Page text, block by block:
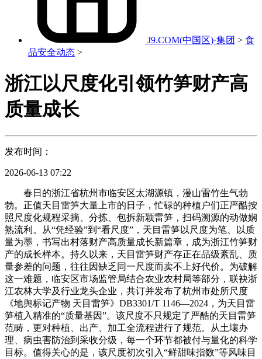
J9.COM(中国区)·集团 > 食
品安全动态 >
浙江以尺度化引领竹笋财产高
质量成长
发布时间：
2026-06-13 07:22
春日的浙江省杭州市临安区太湖源镇，漫山雷竹生气勃
勃。正值天目雷笋大量上市的日子，忙碌的种植户们正严酷按
照尺度化规程采摘、分拣、包拆新颖雷笋，扫码溯源的动做娴
熟流利。从“凭经验”到“看尺度”，天目雷笋以尺度为笔、以质
量为墨，书写出村落财产高质量成长新篇章，成为浙江竹笋财
产的成长样本。持久以来，天目雷笋财产存正在品级紊乱、质
量参差的问题，往往因缺乏同一尺度而卖不上好代价。为破解
这一难题，临安区市场监管局结合农业农村局等部分，联袂浙
江农林大学及行业龙头企业，共订并发布了杭州市处所尺度
《地舆标记产物 天目雷笋》DB3301/T 1146—2024，为天目雷
笋植入精准的“质量基因”。该尺度不只规定了严酷的天目雷笋
范畴，更对种植、出产、加工全流程进行了规范。从土壤办
理、病虫害防治到采收分级，每一个环节都被付与量化的科学
目标。值得关心的是，该尺度初次引入“鲜甜味指数”等风味目